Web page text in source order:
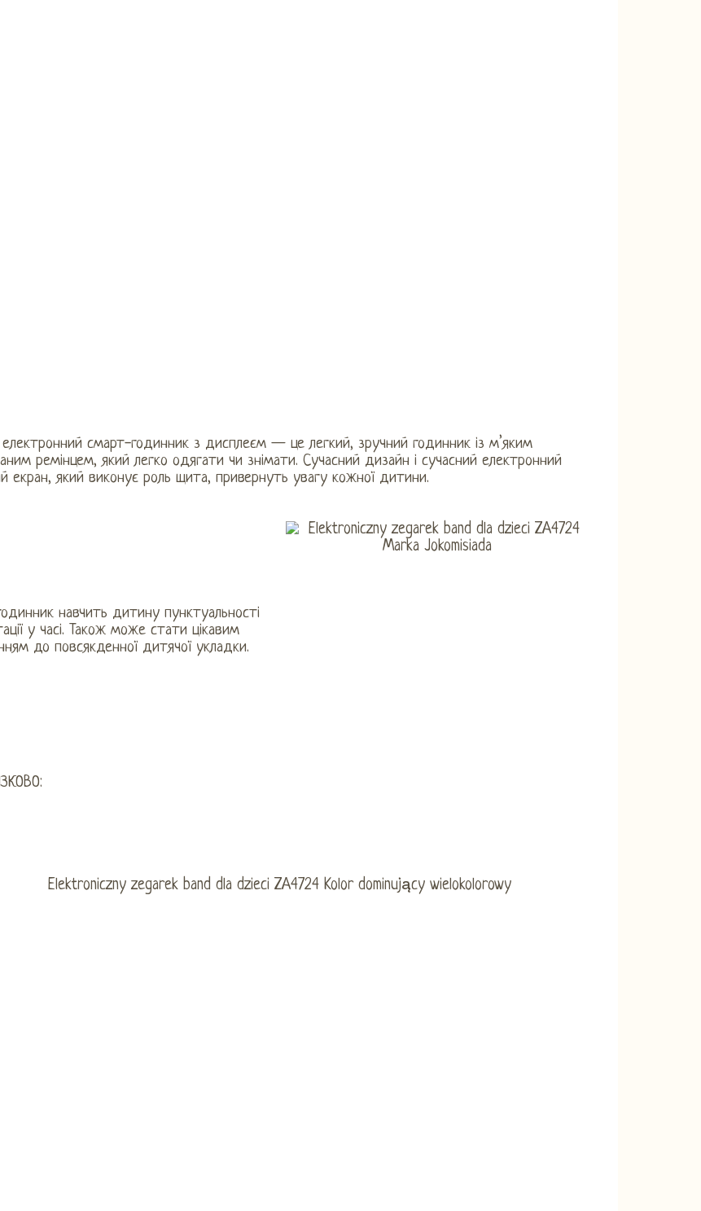
смарт-годинник з дисплеєм — це легкий, зручний годинник із м’яким
ремінцем, який легко одягати чи знімати. Сучасний дизайн і сучасний електронний
екран, який виконує роль щита, привернуть увагу кожної дитини.
навчить дитину пунктуальності
у часі. Також може стати цікавим
до повсякденної дитячої укладки.